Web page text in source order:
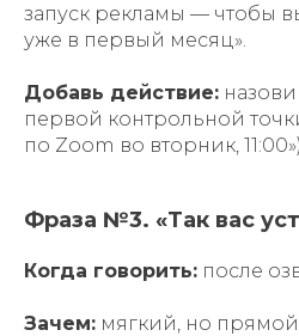
запуск рекламы — чтобы
уже в первый месяц».
Добавь действие:
первой контрольной
по Zoom во вторник, 11:00»).
Фраза №3. «Так вас
Когда говорить: после
Зачем: мягкий, но прямой